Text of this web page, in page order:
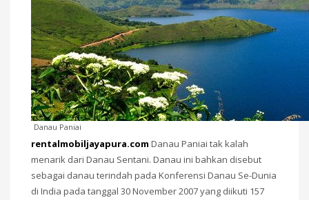
Danau Paniai
rentalmobiljayapura.com Danau Paniai tak kalah
menarik dari Danau Sentani. Danau ini bahkan disebut
sebagai danau terindah pada Konferensi Danau Se-Dunia
di India pada tanggal 30 November 2007 yang diikuti 157